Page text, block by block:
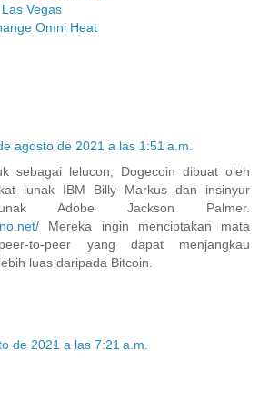
Vegas
Omni Heat
agosto de 2021 a las 1:51 a.m.
sebagai lelucon, Dogecoin dibuat oleh
lunak IBM Billy Markus dan insinyur
Adobe Jackson Palmer.
Mereka ingin menciptakan mata
to-peer yang dapat menjangkau
luas daripada Bitcoin.
de 2021 a las 7:21 a.m.